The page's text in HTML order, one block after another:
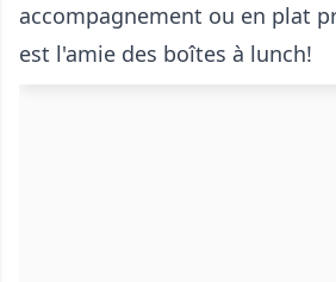
accompagnement ou en plat
est l'amie des boîtes à lunch!